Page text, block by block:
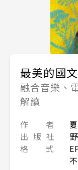
最美的國
融合音樂、
解讀
作 者
出 版 社
格 式